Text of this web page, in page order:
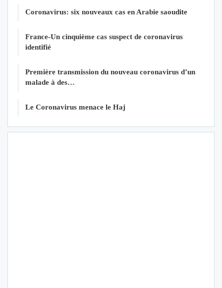
Coronavirus: six nouveaux cas en Arabie saoudite
France-Un cinquième cas suspect de coronavirus
identifié
Première transmission du nouveau coronavirus d’un
malade à des…
Le Coronavirus menace le Haj